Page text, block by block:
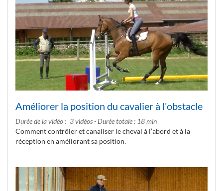
Améliorer la position du cavalier à l'obstacle
Durée de la vidéo
3 vidéos - Durée totale : 18 min
Comment contrôler et canaliser le cheval à l’abord et à la
réception en améliorant sa position.